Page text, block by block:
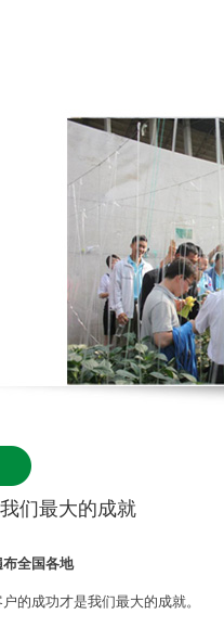
们最大的成就
全国各地
的成功才是我们最大的成就。